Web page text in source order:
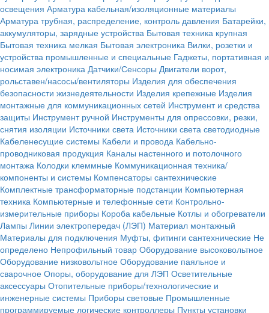
освещения Арматура кабельная/изоляционные материалы
Арматура трубная, распределение, контроль давления Батарейки,
аккумуляторы, зарядные устройства Бытовая техника крупная
Бытовая техника мелкая Бытовая электроника Вилки, розетки и
устройства промышленные и специальные Гаджеты, портативная и
носимая электроника Датчики/Сенсоры Двигатели ворот,
рольставен/насосы/вентиляторы Изделия для обеспечения
безопасности жизнедеятельности Изделия крепежные Изделия
монтажные для коммуникационных сетей Инструмент и средства
защиты Инструмент ручной Инструменты для опрессовки, резки,
снятия изоляции Источники света Источники света светодиодные
Кабеленесущие системы Кабели и провода Кабельно-
проводниковая продукция Каналы настенного и потолочного
монтажа Колодки клеммные Коммуникационная техника/
компоненты и системы Компенсаторы сантехнические
Комплектные трансформаторные подстанции Компьютерная
техника Компьютерные и телефонные сети Контрольно-
измерительные приборы Короба кабельные Котлы и обогреватели
Лампы Линии электропередач (ЛЭП) Материал монтажный
Материалы для подключения Муфты, фитинги сантехнические Не
определено Непрофильный товар Оборудование высоковольтное
Оборудование низковольтное Оборудование паяльное и
сварочное Опоры, оборудование для ЛЭП Осветительные
аксессуары Отопительные приборы/технологические и
инженерные системы Приборы световые Промышленные
программируемые логические контроллеры Пункты установки